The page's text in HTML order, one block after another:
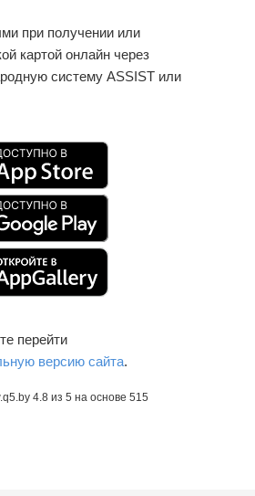
при получении или
картой онлайн через
систему ASSIST или
перейти
версию сайта.
4.8 из 5 на основе 515